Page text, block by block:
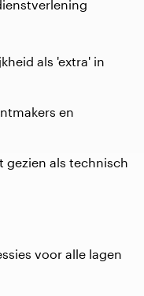
als 'extra' in
en
gezien als technisch
voor alle lagen